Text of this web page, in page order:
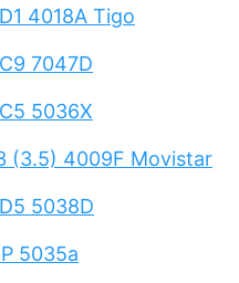
4018A Tigo
7047D
5036X
(3.5) 4009F Movistar
5038D
5035a